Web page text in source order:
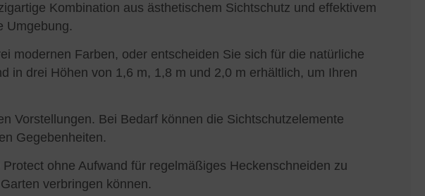
Kombination aus ästhetischem Sichtschutz und effektivem
Umgebung.
modernen Farben, oder entscheiden Sie sich für die natürliche
in drei Höhen von 1,6 m, 1,8 m und 2,0 m erhältlich, um Ihren
Vorstellungen. Bei Bedarf können die Sichtschutzelemente
Gegebenheiten.
ohne Aufwand für regelmäßiges Heckenschneiden zu
verbringen können.